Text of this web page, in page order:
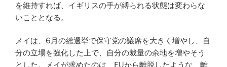
を維持すれば、イギリスの手が縛られる状態は変わらな
いこととなる。
メイは、6月の総選挙で保守党の議席を大きく増やし、自
分の立場を強化した上で、自分の裁量の余地を増やそう
とした。メイが求めたのは、EUから離脱したような、離